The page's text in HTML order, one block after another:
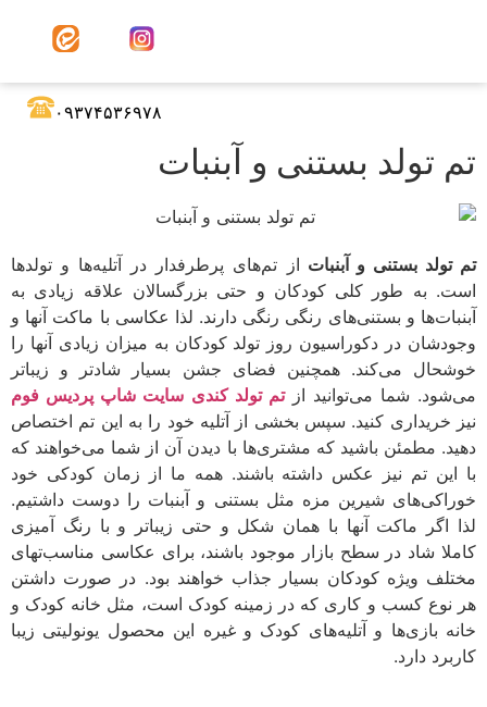
۰۹۳۷۴۵۳۶۹۷۸
تم تولد بستنی و آبنبات
تم تولد بستنی و آبنبات از تم‌های پرطرفدار در آتلیه‌ها و تولدها
است. به طور کلی کودکان و حتی بزرگسالان علاقه زیادی به
آبنبات‌ها و بستنی‌های رنگی رنگی دارند. لذا عکاسی با ماکت آنها و
وجودشان در دکوراسیون روز تولد کودکان به میزان زیادی آنها را
خوشحال می‌کند. همچنین فضای جشن بسیار شادتر و زیباتر
می‌شود. شما می‌توانید ازتم تولد کندی سایت شاپ پردیس فوم
نیز خریداری کنید. سپس بخشی از آتلیه خود را به این تم اختصاص
دهید. مطمئن باشید که مشتری‌ها با دیدن آن از شما می‌خواهند که
با این تم نیز عکس داشته باشند. همه ما از زمان کودکی خود
خوراکی‌های شیرین مزه مثل بستنی و آبنبات را دوست داشتیم.
لذا اگر ماکت آنها با همان شکل و حتی زیباتر و با رنگ آمیزی
کاملا شاد در سطح بازار موجود باشند، برای عکاسی مناسب‌تهای
مختلف ویژه کودکان بسیار جذاب خواهند بود. در صورت داشتن
هر نوع کسب و کاری که در زمینه کودک است، مثل خانه کودک و
خانه بازی‌‌ها و آتلیه‌های کودک و غیره این محصول یونولیتی زیبا
کاربرد دارد.